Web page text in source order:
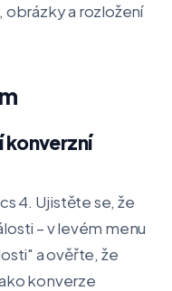
a rozložení
konverzní
4. Ujistěte se, že
– v levém menu
a ověřte, že
konverze